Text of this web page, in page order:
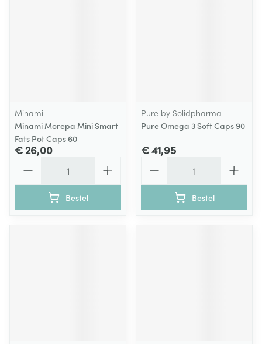
Minami
Minami Morepa Mini Smart
Fats Pot Caps 60
€ 26,00
Bestel
Pure by Solidpharma
Pure Omega 3 Soft Caps 90
€ 41,95
Bestel